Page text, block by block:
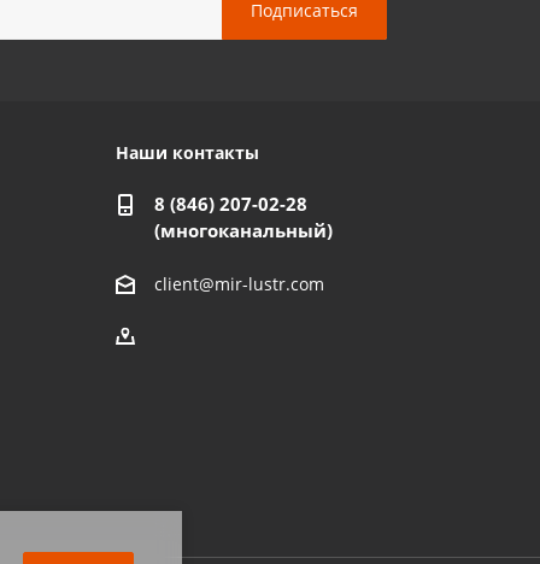
Наши контакты
8 (846) 207-02-28
(многоканальный)
client@mir-lustr.com